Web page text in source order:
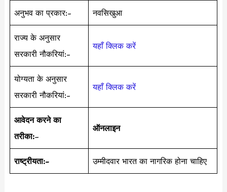
अनुभव का प्रकार:- नवसिखुआ
राज्य के अनुसार
सरकारी नौकरियां:-
यहाँ क्लिक करें
योग्यता के अनुसार
सरकारी नौकरियां:-
यहाँ क्लिक करें
आवेदन करने का
तरीका:–
ऑनलाइन
राष्ट्रीयता:- उम्मीदवार भारत का नागरिक होना चाहिए